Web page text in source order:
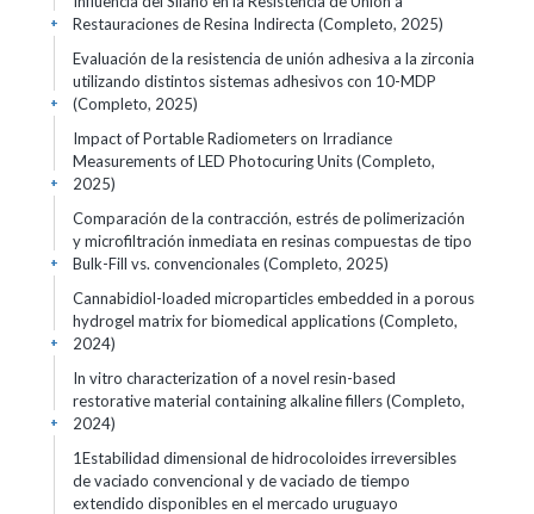
Restauraciones de Resina Indirecta (Completo, 2025)
+
Evaluación de la resistencia de unión adhesiva a la zirconia
utilizando distintos sistemas adhesivos con 10-MDP
(Completo, 2025)
+
Impact of Portable Radiometers on Irradiance
Measurements of LED Photocuring Units (Completo,
2025)
+
Comparación de la contracción, estrés de polimerización
y microfiltración inmediata en resinas compuestas de tipo
Bulk-Fill vs. convencionales (Completo, 2025)
+
Cannabidiol-loaded microparticles embedded in a porous
hydrogel matrix for biomedical applications (Completo,
2024)
+
In vitro characterization of a novel resin-based
restorative material containing alkaline fillers (Completo,
2024)
+
1Estabilidad dimensional de hidrocoloides irreversibles
de vaciado convencional y de vaciado de tiempo
extendido disponibles en el mercado uruguayo